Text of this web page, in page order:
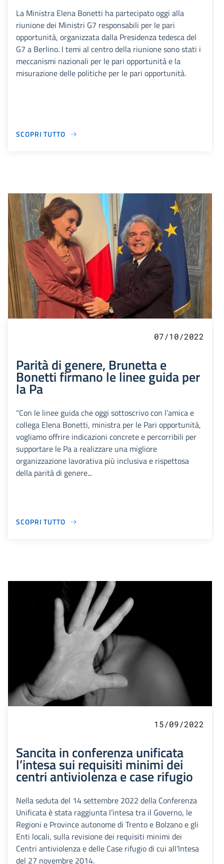
La Ministra Elena Bonetti ha partecipato oggi alla
riunione dei Ministri G7 responsabili per le pari
opportunità, organizzata dalla Presidenza tedesca del
G7 a Berlino. I temi al centro della riunione sono stati i
meccanismi nazionali per le pari opportunità e la
misurazione delle politiche per le pari opportunità.
SCOPRI TUTTO
07/10/2022
Parità di genere, Brunetta e
Bonetti firmano le linee guida per
la Pa
“Con le linee guida che oggi sottoscrivo con l’amica e
collega Elena Bonetti, ministra per le Pari opportunità,
vogliamo offrire indicazioni concrete e percorribili per
supportare le Pa a realizzare una migliore
organizzazione lavorativa più inclusiva e rispettosa
della parità di genere...
SCOPRI TUTTO
15/09/2022
Sancita in conferenza unificata
l’intesa sui requisiti minimi dei
centri antiviolenza e case rifugio
Nella seduta del 14 settembre 2022 della Conferenza
Unificata è stata raggiunta l’intesa tra il Governo, le
Regioni e Province autonome di Trento e Bolzano e gli
Enti locali, sulla revisione dei requisiti minimi dei
Centri antiviolenza e delle Case rifugio di cui all’Intesa
del 27 novembre 2014.